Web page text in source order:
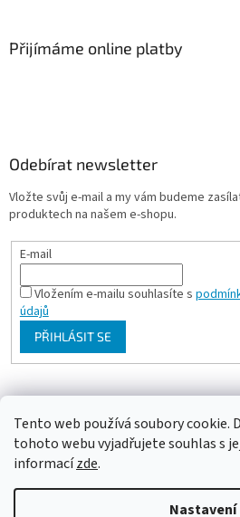
Tento web používá soubory cookie.
tohoto webu vyjadřujete souhlas s
informacízde.
Nastavení
Přijímáme online platby
Odebírat newsletter
Vložte svůj e-mail a my vám budeme
produktech na našem e-shopu.
E-mail
Vložením e-mailu souhlasíte s
údajů
PŘIHLÁSIT SE